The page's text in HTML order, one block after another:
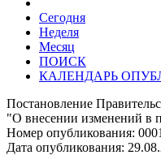
Сегодня
Неделя
Месяц
ПОИСК
КАЛЕНДАРЬ
Постановление
"О внесении изменений в
Номер опубликования:
Дата опубликования: